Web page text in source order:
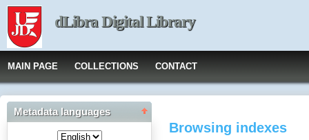
dLibra Digital Library
MAIN PAGE COLLECTIONS CONTACT
Metadata languages
Browsing indexes